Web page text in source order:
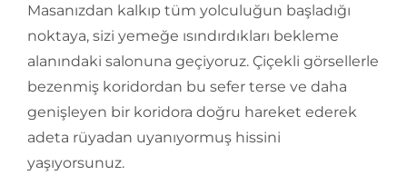
Masanızdan kalkıp tüm yolculuğun başladığı
noktaya, sizi yemeğe ısındırdıkları bekleme
alanındaki salonuna geçiyoruz. Çiçekli görsellerle
bezenmiş koridordan bu sefer terse ve daha
genişleyen bir koridora doğru hareket ederek
adeta rüyadan uyanıyormuş hissini
yaşıyorsunuz.